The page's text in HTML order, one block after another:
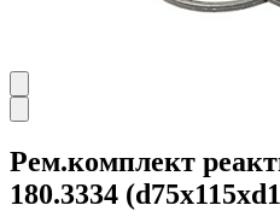
Рем.комплект
180.3334